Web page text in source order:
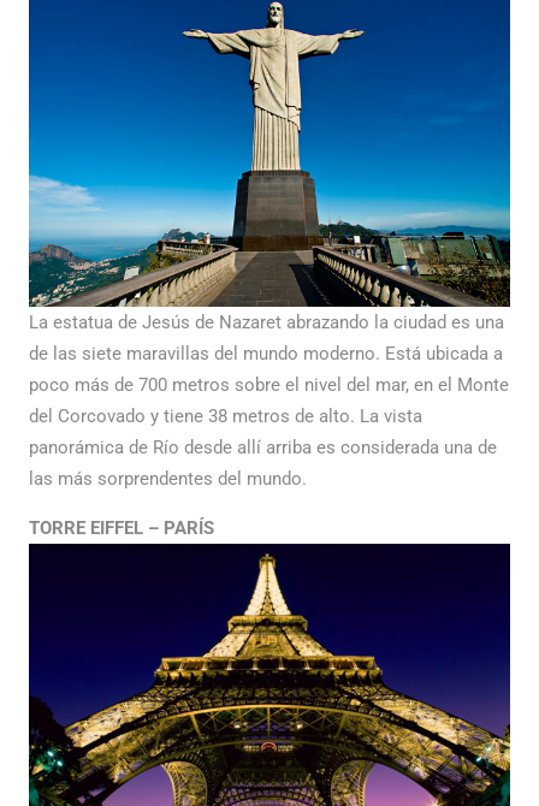
La estatua de Jesús de Nazaret abrazando la ciudad es una
de las siete maravillas del mundo moderno. Está ubicada a
poco más de 700 metros sobre el nivel del mar, en el Monte
del Corcovado y tiene 38 metros de alto. La vista
panorámica de Río desde allí arriba es considerada una de
las más sorprendentes del mundo.
TORRE EIFFEL – PARÍS